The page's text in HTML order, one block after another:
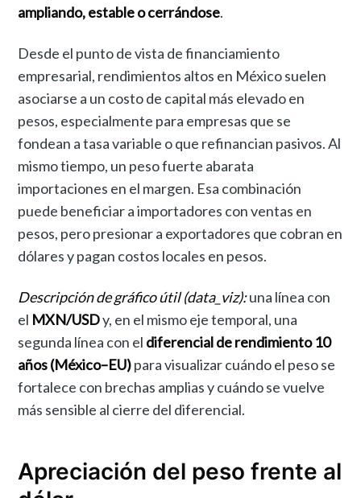
ampliando, estable o cerrándose.
Desde el punto de vista de financiamiento
empresarial, rendimientos altos en México suelen
asociarse a un costo de capital más elevado en
pesos, especialmente para empresas que se
fondean a tasa variable o que refinancian pasivos. Al
mismo tiempo, un peso fuerte abarata
importaciones en el margen. Esa combinación
puede beneficiar a importadores con ventas en
pesos, pero presionar a exportadores que cobran en
dólares y pagan costos locales en pesos.
Descripción de gráfico útil (data_viz):una línea con
el MXN/USDy, en el mismo eje temporal, una
segunda línea con el diferencial de rendimiento 10
años (México–EU)para visualizar cuándo el peso se
fortalece con brechas amplias y cuándo se vuelve
más sensible al cierre del diferencial.
Apreciación del peso frente al